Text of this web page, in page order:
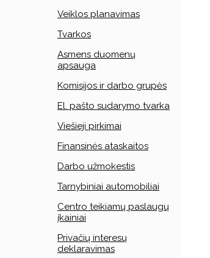
Veiklos planavimas
Tvarkos
Asmens duomenų
apsauga
Komisijos ir darbo grupės
El. pašto sudarymo tvarka
Viešieji pirkimai
Finansinės ataskaitos
Darbo užmokestis
Tarnybiniai automobiliai
Centro teikiamų paslaugų
įkainiai
Privačių interesų
deklaravimas